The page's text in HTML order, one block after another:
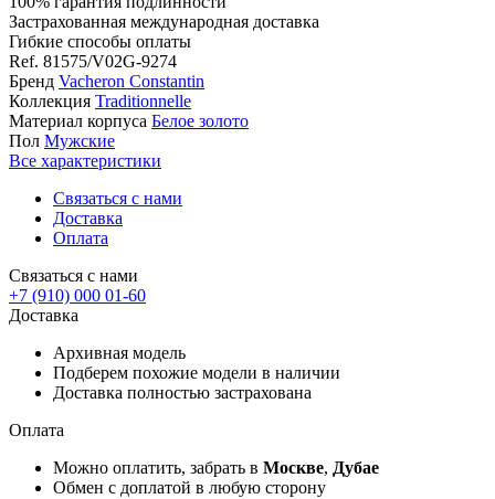
Застрахованная международная доставка
Гибкие способы оплаты
Ref. 81575/V02G-9274
Бренд Vacheron Constantin
Коллекция Traditionnelle
Материал корпуса Белое золото
Пол Мужские
Все характеристики
Связаться с нами
Доставка
Оплата
Связаться с нами
+7 (910) 000 01-60
Доставка
Архивная модель
Подберем похожие модели в наличии
Доставка полностью застрахована
Оплата
Можно оплатить, забрать в Москве, Дубае
Обмен с доплатой в любую сторону